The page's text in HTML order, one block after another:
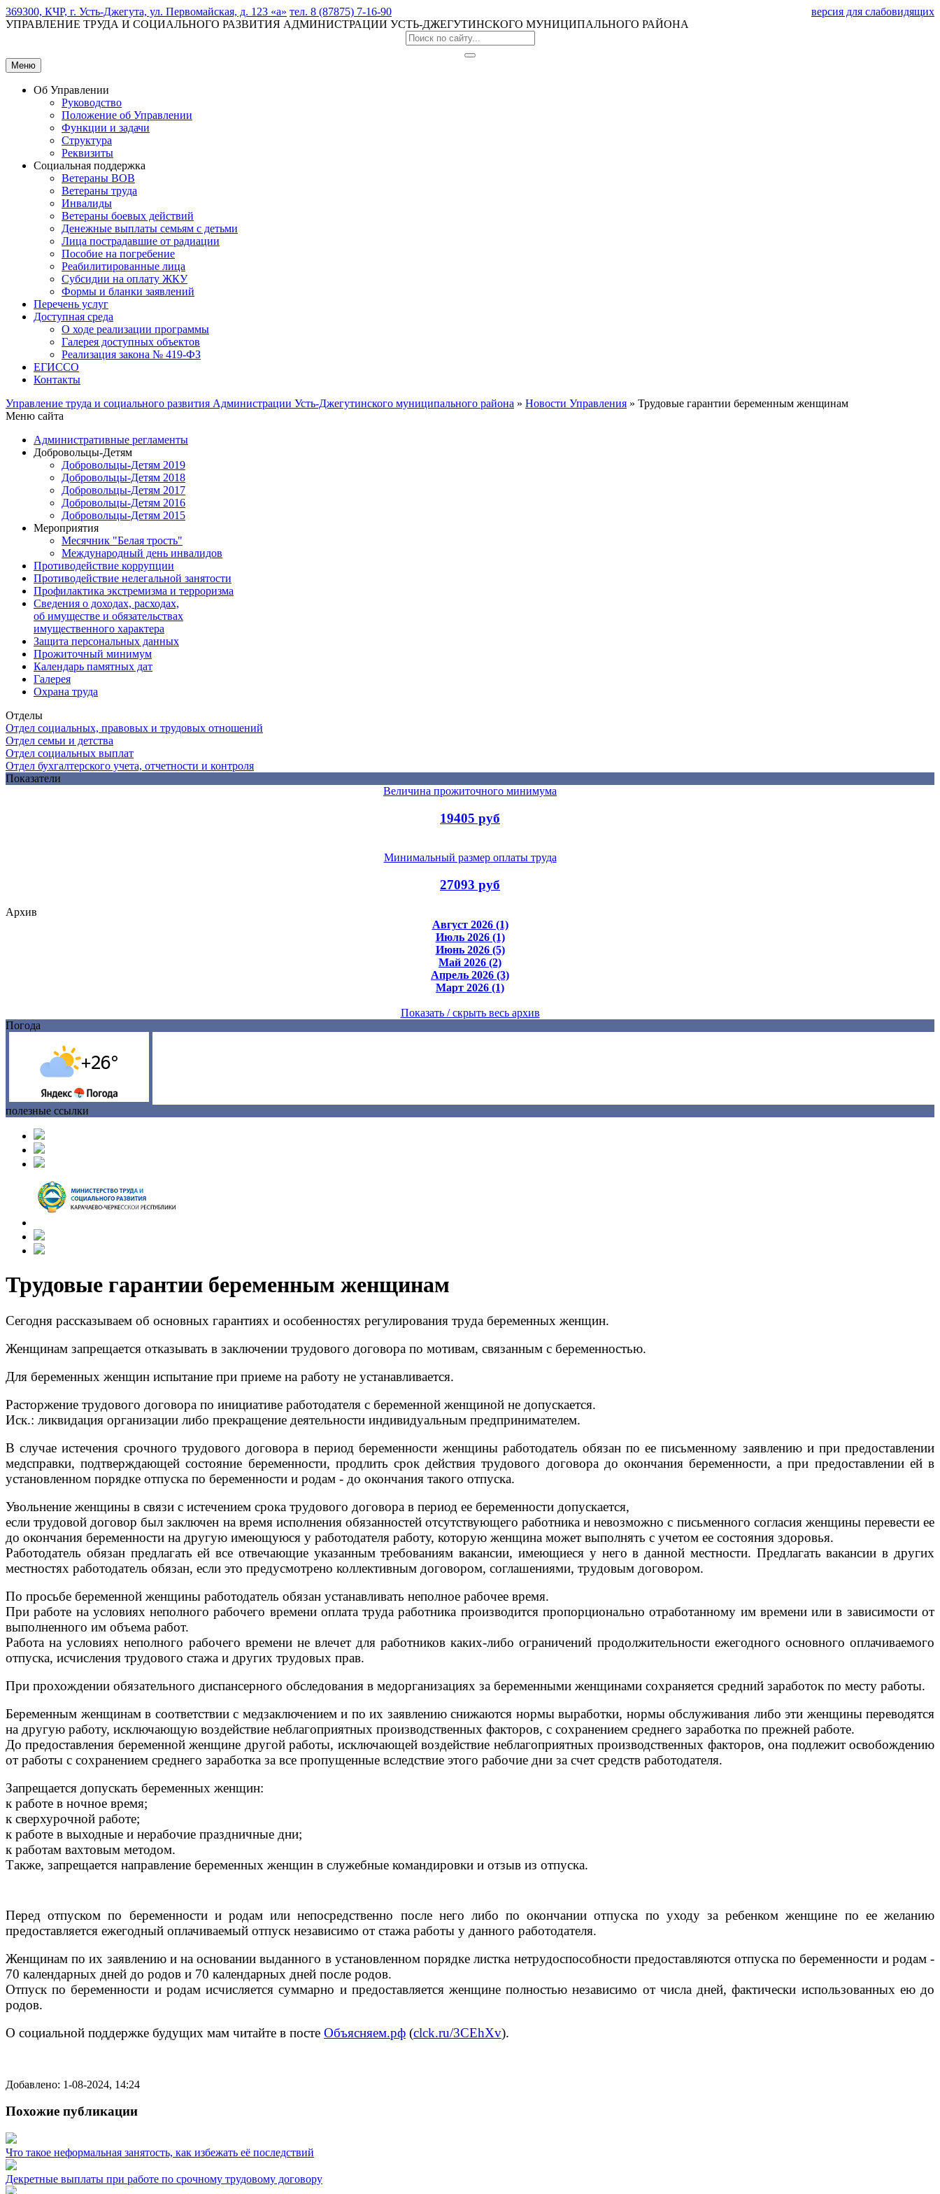
369300, КЧР, г. Усть-Джегута, ул. Первомайская, д. 123 «а» тел. 8 (87875) 7-16-90
версия для слабовидящих
УПРАВЛЕНИЕ ТРУДА И СОЦИАЛЬНОГО РАЗВИТИЯ АДМИНИСТРАЦИИ УСТЬ-ДЖЕГУТИНСКОГО МУНИЦИПАЛЬНОГО РАЙОНА
Меню
Об Управлении
Руководство
Положение об Управлении
Функции и задачи
Структура
Реквизиты
Социальная поддержка
Ветераны ВОВ
Ветераны труда
Инвалиды
Ветераны боевых действий
Денежные выплаты семьям с детьми
Лица пострадавшие от радиации
Пособие на погребение
Реабилитированные лица
Субсидии на оплату ЖКУ
Формы и бланки заявлений
Перечень услуг
Доступная среда
О ходе реализации программы
Галерея доступных объектов
Реализация закона № 419-ФЗ
ЕГИСCО
Контакты
Управление труда и социального развития Администрации Усть-Джегутинского муниципального района » Новости Управления » Трудовые гарантии беременным женщинам
Меню сайта
Административные регламенты
Добровольцы-Детям
Добровольцы-Детям 2019
Добровольцы-Детям 2018
Добровольцы-Детям 2017
Добровольцы-Детям 2016
Добровольцы-Детям 2015
Мероприятия
Месячник "Белая трость"
Международный день инвалидов
Противодействие коррупции
Противодействие нелегальной занятости
Профилактика экстремизма и терроризма
Сведения о доходах, расходах,
об имуществе и обязательствах
имущественного характера
Защита персональных данных
Прожиточный минимум
Календарь памятных дат
Галерея
Охрана труда
Отделы
Отдел социальных, правовых и трудовых отношений
Отдел семьи и детства
Отдел социальных выплат
Отдел бухгалтерского учета, отчетности и контроля
Показатели
Величина прожиточного минимума
19405 руб
Минимальный размер оплаты труда
27093 руб
Архив
Август 2026 (1)
Июль 2026 (1)
Июнь 2026 (5)
Май 2026 (2)
Апрель 2026 (3)
Март 2026 (1)
Показать / скрыть весь архив
Погода
полезные ссылки
Трудовые гарантии беременным женщинам
Сегодня рассказываем об основных гарантиях и особенностях регулирования труда беременных женщин.
Женщинам запрещается отказывать в заключении трудового договора по мотивам, связанным с беременностью.
Для беременных женщин испытание при приеме на работу не устанавливается.
Расторжение трудового договора по инициативе работодателя с беременной женщиной не допускается.
Иск.: ликвидация организации либо прекращение деятельности индивидуальным предпринимателем.
В случае истечения срочного трудового договора в период беременности женщины работодатель обязан по ее письменному заявлению и при предоставлении
медсправки, подтверждающей состояние беременности, продлить срок действия трудового договора до окончания беременности, а при предоставлении ей в
установленном порядке отпуска по беременности и родам - до окончания такого отпуска.
Увольнение женщины в связи с истечением срока трудового договора в период ее беременности допускается,
если трудовой договор был заключен на время исполнения обязанностей отсутствующего работника и невозможно с письменного согласия женщины перевести ее
до окончания беременности на другую имеющуюся у работодателя работу, которую женщина может выполнять с учетом ее состояния здоровья.
Работодатель обязан предлагать ей все отвечающие указанным требованиям вакансии, имеющиеся у него в данной местности. Предлагать вакансии в других
местностях работодатель обязан, если это предусмотрено коллективным договором, соглашениями, трудовым договором.
По просьбе беременной женщины работодатель обязан устанавливать неполное рабочее время.
При работе на условиях неполного рабочего времени оплата труда работника производится пропорционально отработанному им времени или в зависимости от
выполненного им объема работ.
Работа на условиях неполного рабочего времени не влечет для работников каких-либо ограничений продолжительности ежегодного основного оплачиваемого
отпуска, исчисления трудового стажа и других трудовых прав.
При прохождении обязательного диспансерного обследования в медорганизациях за беременными женщинами сохраняется средний заработок по месту работы.
Беременным женщинам в соответствии с медзаключением и по их заявлению снижаются нормы выработки, нормы обслуживания либо эти женщины переводятся
на другую работу, исключающую воздействие неблагоприятных производственных факторов, с сохранением среднего заработка по прежней работе.
До предоставления беременной женщине другой работы, исключающей воздействие неблагоприятных производственных факторов, она подлежит освобождению
от работы с сохранением среднего заработка за все пропущенные вследствие этого рабочие дни за счет средств работодателя.
Запрещается допускать беременных женщин:
к работе в ночное время;
к сверхурочной работе;
к работе в выходные и нерабочие праздничные дни;
к работам вахтовым методом.
Также, запрещается направление беременных женщин в служебные командировки и отзыв из отпуска.
Перед отпуском по беременности и родам или непосредственно после него либо по окончании отпуска по уходу за ребенком женщине по ее желанию
предоставляется ежегодный оплачиваемый отпуск независимо от стажа работы у данного работодателя.
Женщинам по их заявлению и на основании выданного в установленном порядке листка нетрудоспособности предоставляются отпуска по беременности и родам -
70 календарных дней до родов и 70 календарных дней после родов.
Отпуск по беременности и родам исчисляется суммарно и предоставляется женщине полностью независимо от числа дней, фактически использованных ею до
родов.
О социальной поддержке будущих мам читайте в посте Объясняем.рф (clck.ru/3CEhXv).
Добавлено: 1-08-2024, 14:24
Похожие публикации
Что такое неформальная занятость, как избежать её последствий
Декретные выплаты при работе по срочному трудовому договору